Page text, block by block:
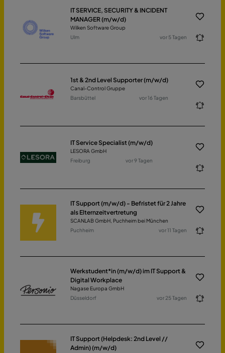
IT SERVICE, SECURITY & INCIDENT
MANAGER (m/w/d)
Wilken Software Group
Ulm
vor 5 Tagen
1st & 2nd Level Supporter (m/w/d)
Canal-Control Gruppe
Barsbüttel
vor 16 Tagen
IT Service Specialist (m/w/d)
LESORA GmbH
Freiburg
vor 9 Tagen
IT Support (m/w/d) - Befristet für 2 Jahre
als Elternzeitvertretung
SCANLAB GmbH, Puchheim bei München
Puchheim
vor 11 Tagen
Werkstudent*in (m/w/d) im IT Support &
Digital Workplace
Nagase Europa GmbH
Düsseldorf
vor 25 Tagen
IT Support (Helpdesk: 2nd Level //
Admin) (m/w/d)